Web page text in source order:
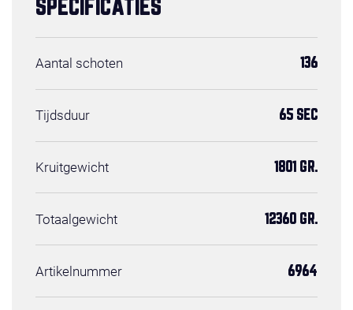
SPECIFICATIES
Aantal schoten 136
Tijdsduur 65 SEC
Kruitgewicht 1801 GR.
Totaalgewicht 12360 GR.
Artikelnummer 6964